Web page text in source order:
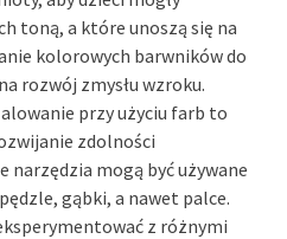
toną, a które unoszą się na
kolorowych barwników do
rozwój zmysłu wzroku.
przy użyciu farb to
zdolności
narzędzia mogą być używane
gąbki, a nawet palce.
z różnymi